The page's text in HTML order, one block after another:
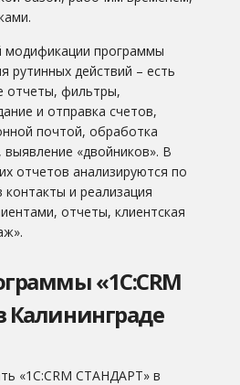
модификации программы
рутинных действий – есть
отчеты, фильтры,
и отправка счетов,
почтой, обработка
выявление «двойников». В
отчетов анализируются по
и реализация
отчеты, клиентская
«1С:CRM
Калининграде
«1С:CRM СТАНДАРТ» в